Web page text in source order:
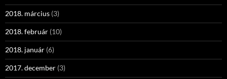
2018. március (3)
2018. február (10)
2018. január (6)
2017. december (3)